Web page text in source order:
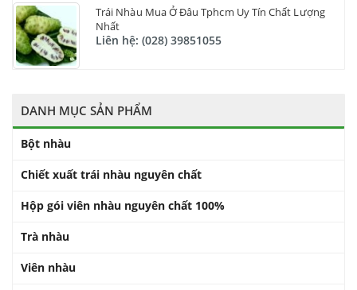
Trái Nhàu Mua Ở Đâu Tphcm Uy Tín Chất Lượng
Nhất
Liên hệ: (028) 39851055
DANH MỤC SẢN PHẨM
Bột nhàu
Chiết xuất trái nhàu nguyên chất
Hộp gói viên nhàu nguyên chất 100%
Trà nhàu
Viên nhàu